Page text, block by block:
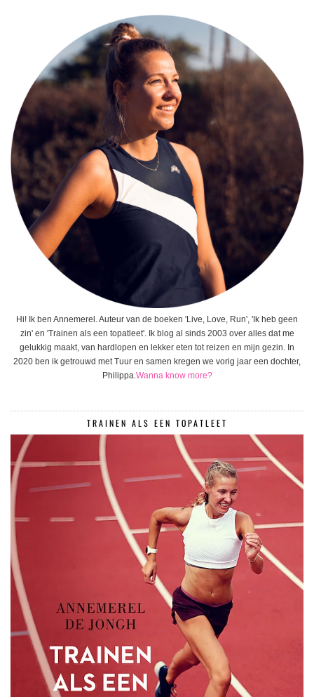
Hi! Ik ben Annemerel. Auteur van de boeken 'Live, Love, Run', 'Ik heb geen
zin' en 'Trainen als een topatleet'. Ik blog al sinds 2003 over alles dat me
gelukkig maakt, van hardlopen en lekker eten tot reizen en mijn gezin. In
2020 ben ik getrouwd met Tuur en samen kregen we vorig jaar een dochter,
Philippa.Wanna know more?
TRAINEN ALS EEN TOPATLEET